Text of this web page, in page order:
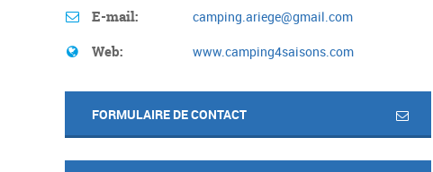
E-mail: camping.ariege@gmail.com
Web: www.camping4saisons.com
FORMULAIRE DE CONTACT